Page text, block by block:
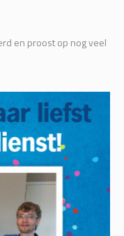
en proost op nog veel